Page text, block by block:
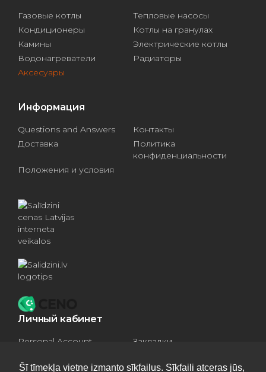
Šī tīmekļa vietne izmanto sīkfailus. Sīkfaili atceras jūs,
Газовые котлы
Тепловые насосы
Кондиционеры
Котлы на гранулах
Камины
Электрические котлы
Водонагреватели
Радиаторы
Аксесуары
Информация
Questions and Answers
Контакты
Доставка
Политика
конфиденциальности
Положения и условия
Личный кабинет
Personal Account
Закладки